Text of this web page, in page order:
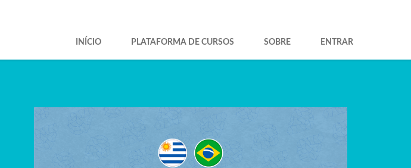
INÍCIO PLATAFORMA DE CURSOS SOBRE ENTRAR